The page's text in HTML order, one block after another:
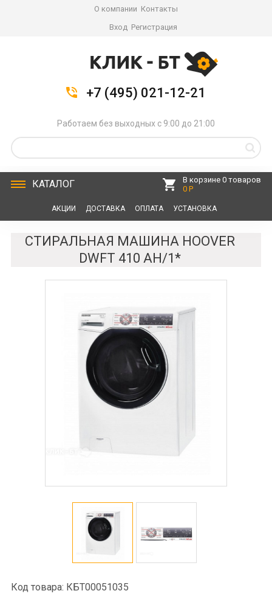
О компании Контакты
Вход Регистрация
+7 (495) 021-12-21
Работаем без выходных с 9:00 до 21:00
КАТАЛОГ
В корзине 0 товаров
0 Р
АКЦИИ ДОСТАВКА ОПЛАТА УСТАНОВКА
СТИРАЛЬНАЯ МАШИНА HOOVER
DWFT 410 AH/1*
Код товара: КБТ00051035